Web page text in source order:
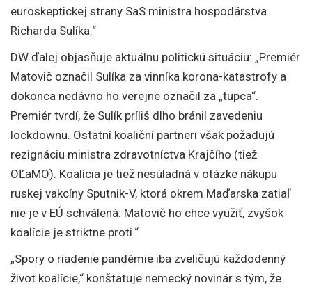
euroskeptickej strany SaS ministra hospodárstva
Richarda Sulíka.“
DW ďalej objasňuje aktuálnu politickú situáciu: „Premiér
Matovič označil Sulíka za vinníka korona-katastrofy a
dokonca nedávno ho verejne označil za „tupca“.
Premiér tvrdí, že Sulík príliš dlho bránil zavedeniu
lockdownu. Ostatní koaliční partneri však požadujú
rezignáciu ministra zdravotníctva Krajčího (tiež
OĽaMO). Koalícia je tiež nesúladná v otázke nákupu
ruskej vakcíny Sputnik-V, ktorá okrem Maďarska zatiaľ
nie je v EÚ schválená. Matovič ho chce využiť, zvyšok
koalície je striktne proti.“
„Spory o riadenie pandémie iba zveličujú každodenný
život koalície,“ konštatuje nemecký novinár s tým, že